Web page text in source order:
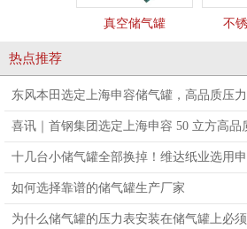
真空储气罐 不
热点推荐
东风本田选定上海申容储气罐，高品质压
喜讯｜首钢集团选定上海申容 50 立方高
气保障防线
十几台小储气罐全部换掉！维达纸业选用
心、安全升级！
如何选择靠谱的储气罐生产厂家
为什么储气罐的压力表安装在储气罐上必